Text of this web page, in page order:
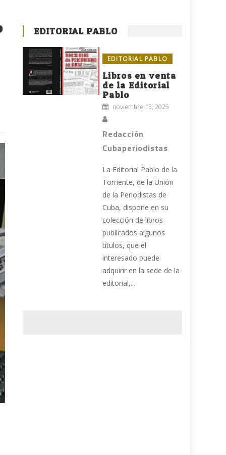
EDITORIAL PABLO
EDITORIAL PABLO
Libros en venta
de la Editorial
Pablo
noviembre 13, 2025
Redacción
Cubaperiodistas
La Editorial Pablo de la
Torriente, de la Unión
de la Periodistas de
Cuba, dispone en su
colección de libros
publicados algunos
títulos, que el
interesado puede
adquirir en la sede de la
editorial,...